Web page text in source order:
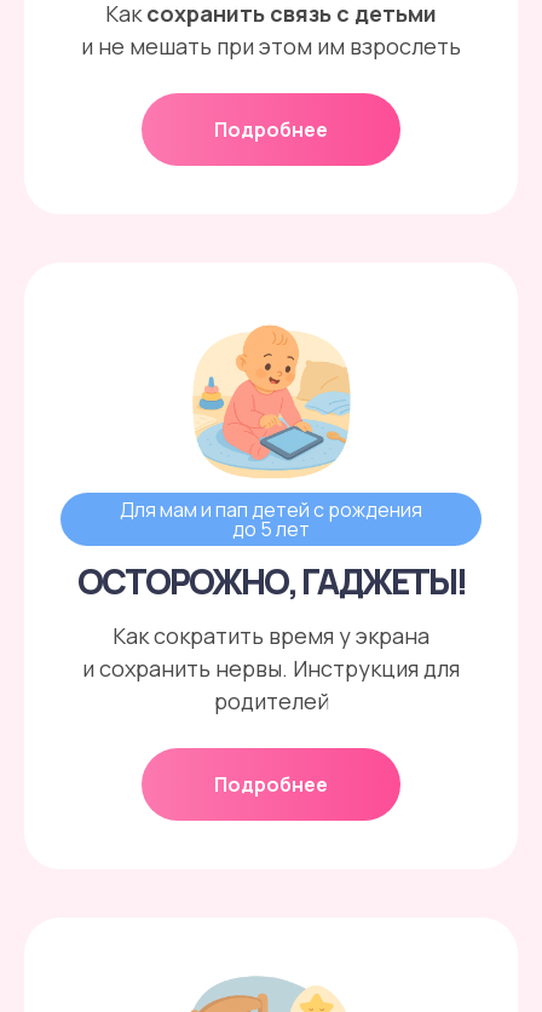
Каксохранить связь с детьми
и не мешать при этом им взрослеть
Подробнее
Для мам и пап детей с рождения
до 5 лет
ОСТОРОЖНО, ГАДЖЕТЫ!
Как сократить время у экрана
и сохранить нервы. Инструкция для
родителей
Подробнее